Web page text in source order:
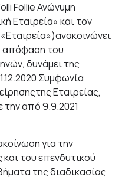
Follie Ανώνυμη
Εταιρεία» και τον
«Εταιρεία»)ανακοινώνει
απόφαση του
δυνάμει της
Συμφωνία
Εταιρείας,
από 9.9.2021
για την
του επενδυτικού
της διαδικασίας